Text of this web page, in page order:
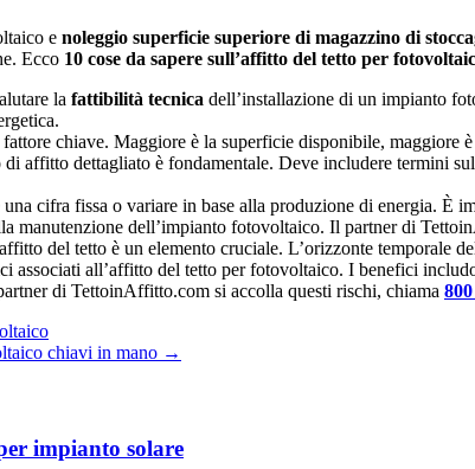
e noleggio superficie superiore di magazzino di
Ecco 10 cose da sapere sull’affitto del tetto per
la fattibilità tecnica dell’installazione di un impianto
fattore chiave. Maggiore è la superficie disponibile, maggiore
affitto dettagliato è fondamentale. Deve includere termini
cifra fissa o variare in base alla produzione di energia. È
manutenzione dell’impianto fotovoltaico. Il partner di
del tetto è un elemento cruciale. L’orizzonte temporale
associati all’affitto del tetto per fotovoltaico. I benefici
di TettoinAffitto.com si accolla questi rischi, chiama
chiavi in mano →
impianto solare